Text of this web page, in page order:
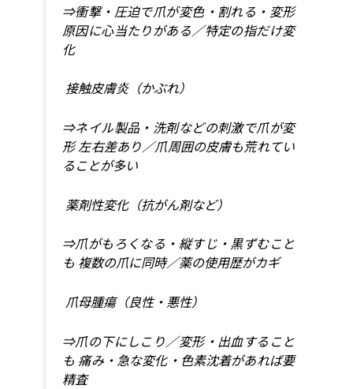
⇒衝撃・圧迫で爪が変色・割れる・変形
原因に心当たりがある／特定の指だけ変
化
接触皮膚炎（かぶれ）
⇒ネイル製品・洗剤などの刺激で爪が変
形 左右差あり／爪周囲の皮膚も荒れてい
ることが多い
薬剤性変化（抗がん剤など）
⇒爪がもろくなる・縦すじ・黒ずむこと
も 複数の爪に同時／薬の使用歴がカギ
爪母腫瘍（良性・悪性）
⇒爪の下にしこり／変形・出血すること
も 痛み・急な変化・色素沈着があれば要
精査